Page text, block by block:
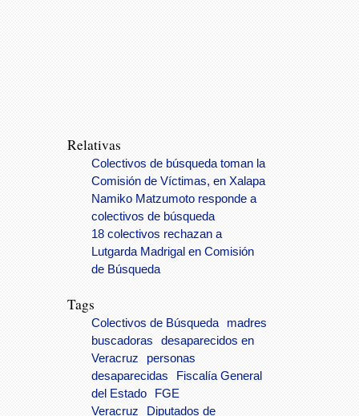
Relativas
Colectivos de búsqueda toman la
Comisión de Víctimas, en Xalapa
Namiko Matzumoto responde a
colectivos de búsqueda
18 colectivos rechazan a
Lutgarda Madrigal en Comisión
de Búsqueda
Tags
Colectivos de Búsqueda
madres
buscadoras
desaparecidos en
Veracruz
personas
desaparecidas
Fiscalía General
del Estado
FGE
Veracruz
Diputados de